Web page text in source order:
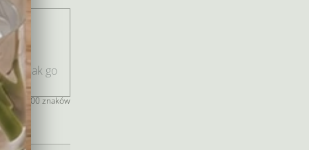
400 znaków